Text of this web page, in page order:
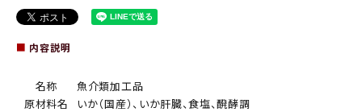
■ 内容説明
名称
魚介類加工品
原材料名
いか（国産）、いか肝臓、食塩、醗酵調